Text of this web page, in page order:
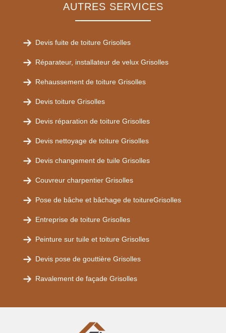
AUTRES SERVICES
Devis fuite de toiture Grisolles
Réparateur, installateur de velux Grisolles
Rehaussement de toiture Grisolles
Devis toiture Grisolles
Devis réparation de toiture Grisolles
Devis nettoyage de toiture Grisolles
Devis changement de tuile Grisolles
Couvreur charpentier Grisolles
Pose de bâche et bâchage de toitureGrisolles
Entreprise de toiture Grisolles
Peinture sur tuile et toiture Grisolles
Devis pose de gouttière Grisolles
Ravalement de façade Grisolles